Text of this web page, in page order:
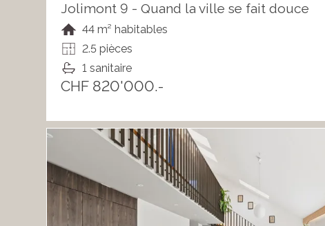
Jolimont 9 - Quand la ville se fait douce
44 m² habitables
2.5 pièces
1 sanitaire
CHF 820'000.-